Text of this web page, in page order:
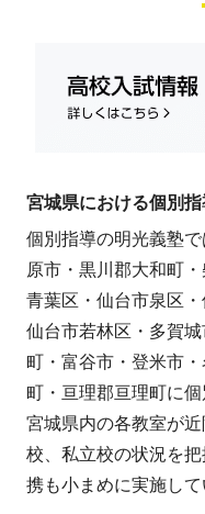
宮城県における個別
個別指導の明光義塾
原市・黒川郡大和町
青葉区・仙台市泉区
仙台市若林区・多賀
町・富谷市・登米市
町・亘理郡亘理町に個
宮城県内の各教室が
校、私立校の状況を
携も小まめに実施して